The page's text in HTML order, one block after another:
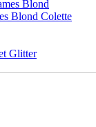
Blond Colette
Glitter